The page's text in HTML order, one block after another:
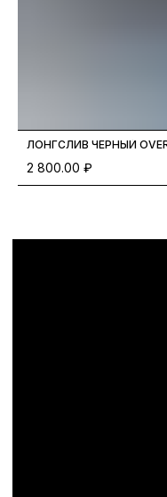
ЛОНГСЛИВ ЧЕРНЫЙ
2 800.00 ₽